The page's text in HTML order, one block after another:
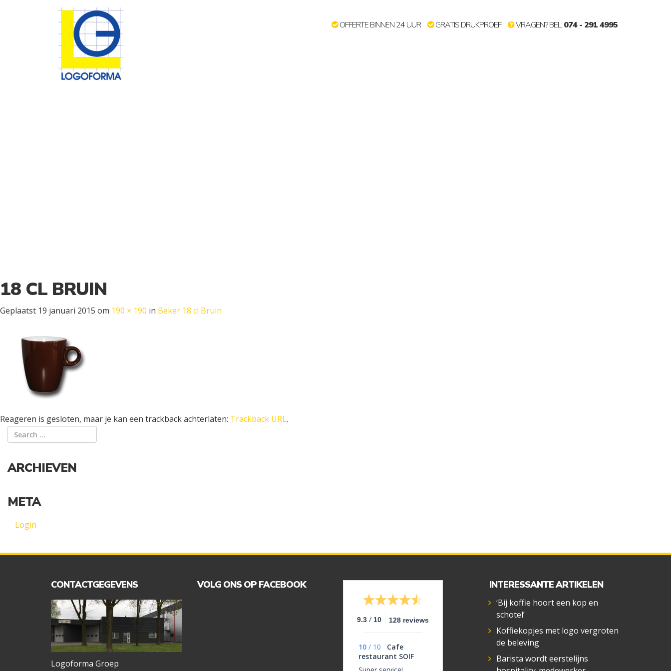
OFFERTE BINNEN 24 UUR GRATIS DRUKPROEF VRAGEN? BEL:074 - 291 4995
18 CL BRUIN
Geplaatst 19 januari 2015 om 190 × 190 in Beker 18 cl Bruin
Reageren is gesloten, maar je kan een trackback achterlaten: Trackback URL.
ARCHIEVEN
META
Login
CONTACTGEGEVENS
Logoforma Groep
VOLG ONS OP FACEBOOK
9.3 / 10 128 reviews
10 / 10
Cafe
restaurant SOIF
INTERESSANTE ARTIKELEN
‘Bij koffie hoort een kop en
schotel’
Koffiekopjes met logo vergroten
de beleving
Barista wordt eerstelijns